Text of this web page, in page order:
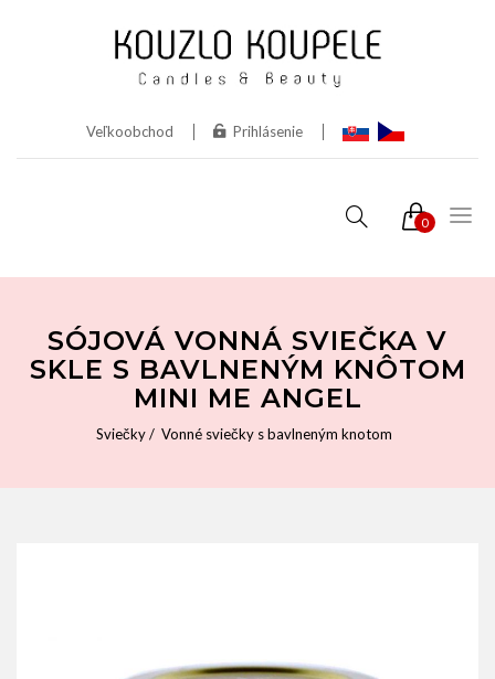
Veľkoobchod Prihlásenie
0
SÓJOVÁ VONNÁ SVIEČKA V
SKLE S BAVLNENÝM KNÔTOM
MINI ME ANGEL
Sviečky Vonné sviečky s bavlneným knotom